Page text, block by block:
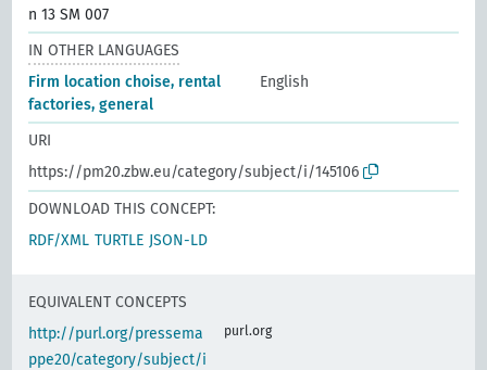
n 13 SM 007
IN OTHER LANGUAGES
Firm location choise, rental
factories, general
English
URI
https://pm20.zbw.eu/category/subject/i/145106
DOWNLOAD THIS CONCEPT:
RDF/XML TURTLE JSON-LD
EQUIVALENT CONCEPTS
http://purl.org/pressema
ppe20/category/subject/i
purl.org